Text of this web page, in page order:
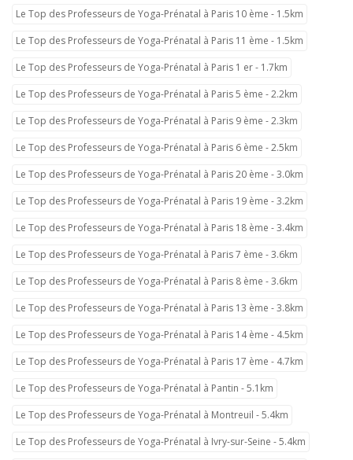
Le Top des Professeurs de Yoga-Prénatal à Paris 10 ème - 1.5km
Le Top des Professeurs de Yoga-Prénatal à Paris 11 ème - 1.5km
Le Top des Professeurs de Yoga-Prénatal à Paris 1 er - 1.7km
Le Top des Professeurs de Yoga-Prénatal à Paris 5 ème - 2.2km
Le Top des Professeurs de Yoga-Prénatal à Paris 9 ème - 2.3km
Le Top des Professeurs de Yoga-Prénatal à Paris 6 ème - 2.5km
Le Top des Professeurs de Yoga-Prénatal à Paris 20 ème - 3.0km
Le Top des Professeurs de Yoga-Prénatal à Paris 19 ème - 3.2km
Le Top des Professeurs de Yoga-Prénatal à Paris 18 ème - 3.4km
Le Top des Professeurs de Yoga-Prénatal à Paris 7 ème - 3.6km
Le Top des Professeurs de Yoga-Prénatal à Paris 8 ème - 3.6km
Le Top des Professeurs de Yoga-Prénatal à Paris 13 ème - 3.8km
Le Top des Professeurs de Yoga-Prénatal à Paris 14 ème - 4.5km
Le Top des Professeurs de Yoga-Prénatal à Paris 17 ème - 4.7km
Le Top des Professeurs de Yoga-Prénatal à Pantin - 5.1km
Le Top des Professeurs de Yoga-Prénatal à Montreuil - 5.4km
Le Top des Professeurs de Yoga-Prénatal à Ivry-sur-Seine - 5.4km